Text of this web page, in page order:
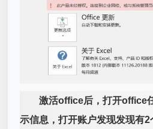
激活office后，打开office
示信息，打开账户发现发现有